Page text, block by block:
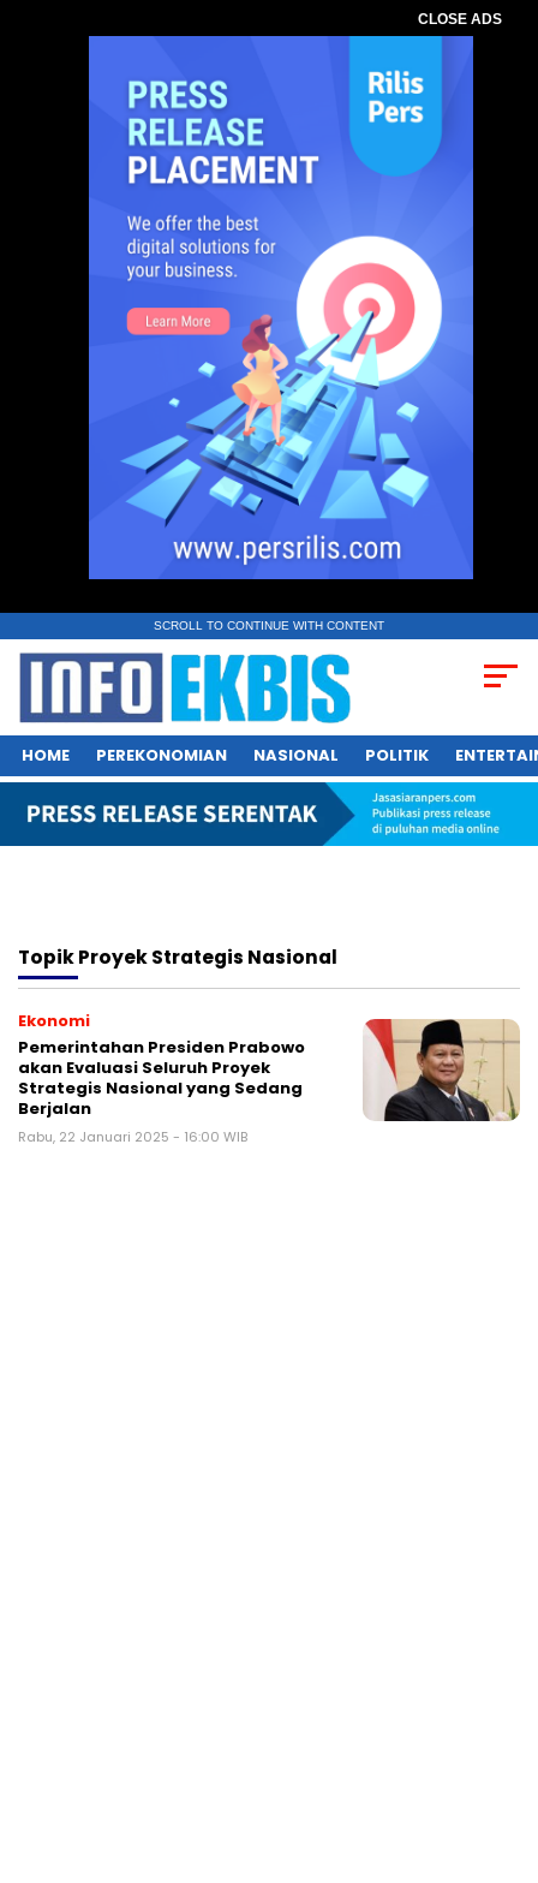
CLOSE ADS
SCROLL TO CONTINUE WITH CONTENT
HOME PEREKONOMIAN NASIONAL POLITIK
TopikProyek Strategis Nasional
Ekonomi
Pemerintahan Presiden Prabowo
akan Evaluasi Seluruh Proyek
Strategis Nasional yang Sedang
Berjalan
Rabu, 22 Januari 2025 - 16:00 WIB